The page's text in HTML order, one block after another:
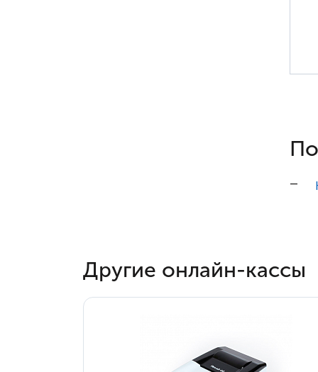
Другие онлайн-кассы